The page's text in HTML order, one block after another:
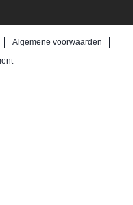
Algemene voorwaarden